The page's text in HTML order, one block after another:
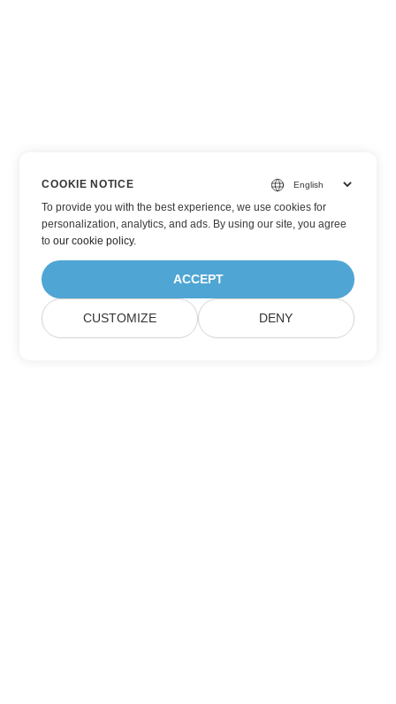
COOKIE NOTICE
To provide you with the best experience, we use cookies for
personalization, analytics, and ads. By using our site, you agree
toour cookie policy.
ACCEPT
CUSTOMIZE DENY